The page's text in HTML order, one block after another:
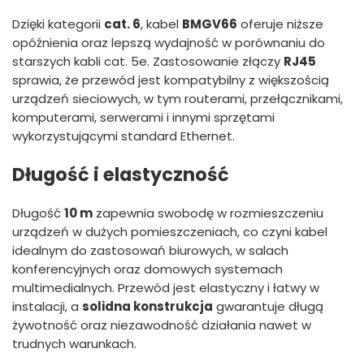
Dzięki kategorii cat. 6, kabel BMGV66 oferuje niższe
opóźnienia oraz lepszą wydajność w porównaniu do
starszych kabli cat. 5e. Zastosowanie złączy RJ45
sprawia, że przewód jest kompatybilny z większością
urządzeń sieciowych, w tym routerami, przełącznikami,
komputerami, serwerami i innymi sprzętami
wykorzystującymi standard Ethernet.
Długość i elastyczność
Długość10 m zapewnia swobodę w rozmieszczeniu
urządzeń w dużych pomieszczeniach, co czyni kabel
idealnym do zastosowań biurowych, w salach
konferencyjnych oraz domowych systemach
multimedialnych. Przewód jest elastyczny i łatwy w
instalacji, a solidna konstrukcja gwarantuje długą
żywotność oraz niezawodność działania nawet w
trudnych warunkach.